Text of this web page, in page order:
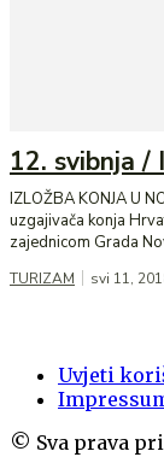
12. svibnja /
IZLOŽBA KONJA U
uzgajivača konja
zajednicom Grada
TURIZAM svi 11,
Uvjeti
© Sva prava